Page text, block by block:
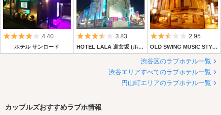
5つ星のうち4
4.40
ホテル サンロード
5つ星のうち3.5
3.83
HOTEL LALA 道玄坂 (ホテル ララ 道玄坂)
5つ星のうち
2.95
OLD SWING MUSIC STYLE HOTEL (オールドスイングミュージックスタイル)
渋谷区のラブホテル一覧
渋谷エリアすべてのラブホテル一覧
円山町エリアのラブホテル一覧
カップルズおすすめラブホ情報